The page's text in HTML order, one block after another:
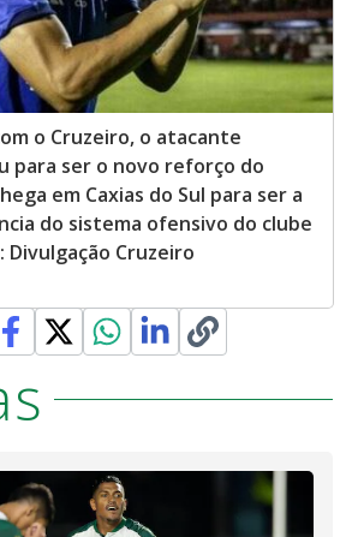
o Cruzeiro, o atacante
para ser o novo reforço do
em Caxias do Sul para ser a
do sistema ofensivo do clube
Divulgação Cruzeiro